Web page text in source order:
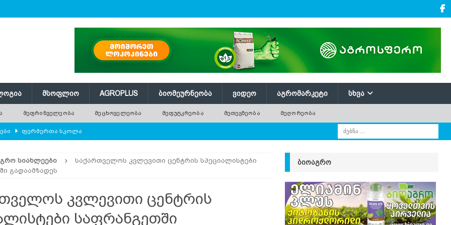
ᲛᲡᲝᲤᲚᲘᲝ AGROPLUS ᲑᲘᲝᲛᲔᲣᲠᲜᲔᲝᲑᲐ ᲕᲘᲓᲔᲝ ᲐᲒᲠᲝᲛᲐᲠᲙᲔᲢᲘ ᲡᲮᲕᲐ
ᲛᲔᲤᲠᲘᲜᲕᲔᲚᲔᲝᲑᲐ ᲛᲔᲪᲮᲝᲕᲔᲚᲔᲝᲑᲐ ᲛᲔᲤᲣᲢᲙᲠᲔᲝᲑᲐ ᲛᲔᲗᲔᲕᲖᲔᲝᲑᲐ ᲛᲔᲦᲝᲠᲔᲝᲑᲐ
ᲤᲔᲠᲛᲔᲠᲗᲐ ᲡᲙᲝᲚᲐ
გამხმარ ხეებს? AGROPLUS
და პროდუქტიულობა
შემცირებას პროგნოზირებენ ᲐᲒᲠᲝ ᲡᲘᲐᲮᲚᲔᲔᲑᲘ
ᲡᲘᲐᲮᲚᲔᲔᲑᲘ
საქართველოს კვლევითი ცენტრის სპეციალისტები
გადაამზადეს
კვლევითი ცენტრის
საფრანგეთში
ᲑᲘᲝᲐᲒᲠᲝ